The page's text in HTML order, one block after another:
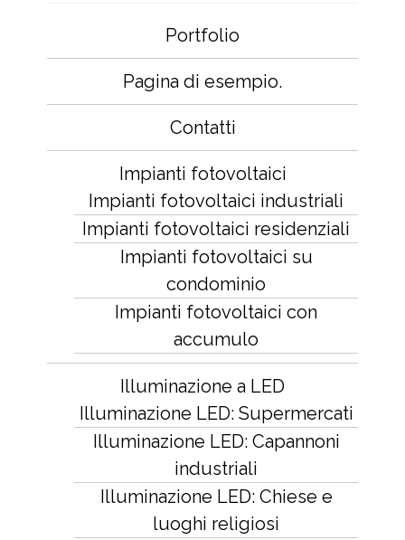
Portfolio
Pagina di esempio.
Contatti
Impianti fotovoltaici
Impianti fotovoltaici industriali
Impianti fotovoltaici residenziali
Impianti fotovoltaici su
condominio
Impianti fotovoltaici con
accumulo
Illuminazione a LED
Illuminazione LED: Supermercati
Illuminazione LED: Capannoni
industriali
Illuminazione LED: Chiese e
luoghi religiosi